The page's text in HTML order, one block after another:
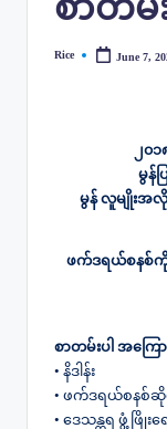
စာတမ်
Posted
Rice June 7,
၂၀
မွန်
မွန် လူမျိုးအလို
ဖက်ဒရယ်စနစ်ကို
စာတမ်းပါ အကြော
• နိဒါန်း
• ဖက်ဒရယ်စနစ်ဆိုင်
• ဒေသန္တရ ဖွံ့ဖြိုး